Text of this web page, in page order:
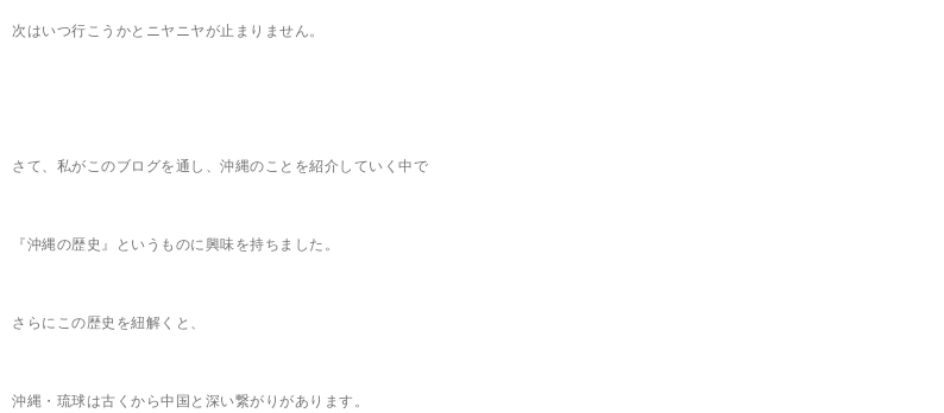
次はいつ行こうかとニヤニヤが止まりません。
さて、私がこのブログを通し、沖縄のことを紹介していく中で
『沖縄の歴史』というものに興味を持ちました。
さらにこの歴史を紐解くと、
沖縄・琉球は古くから中国と深い繋がりがあります。